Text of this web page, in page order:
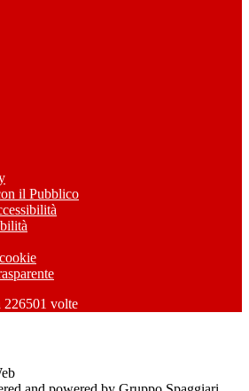
il Pubblico
226501 volte